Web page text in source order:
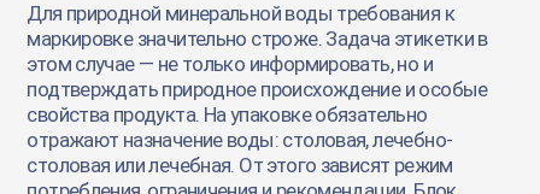
Для природной минеральной воды требования к
маркировке значительно строже. Задача этикетки в
этом случае — не только информировать, но и
подтверждать природное происхождение и особые
свойства продукта. На упаковке обязательно
отражают назначение воды: столовая, лечебно-
столовая или лечебная. От этого зависят режим